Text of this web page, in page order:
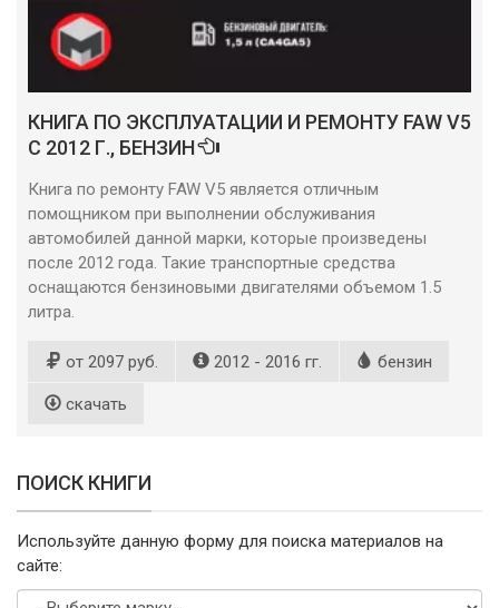
КНИГА ПО ЭКСПЛУАТАЦИИ И РЕМОНТУ FAW V5
С 2012 Г., БЕНЗИН
Книга по ремонту FAW V5 является отличным
помощником при выполнении обслуживания
автомобилей данной марки, которые произведены
после 2012 года. Такие транспортные средства
оснащаются бензиновыми двигателями объемом 1.5
литра.
от 2097 руб. 2012 - 2016 гг. бензин
скачать
ПОИСК КНИГИ
Используйте данную форму для поиска материалов на
сайте: